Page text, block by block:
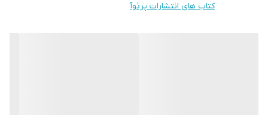
کتاب های انتشارات پرثوآ